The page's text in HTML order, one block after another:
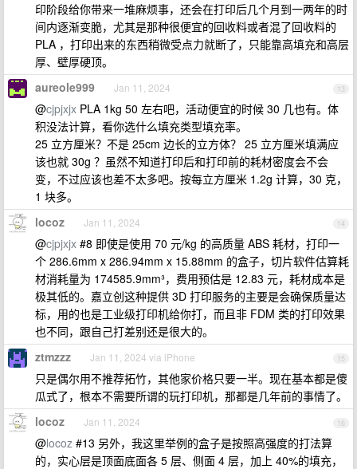
印阶段给你带来一堆麻烦事，还会在打印后几个月到一两年的时
间内逐渐变脆，尤其是那种很便宜的回收料或者混了回收料的
PLA ，打印出来的东西稍微受点力就断了，只能靠高填充和高层
厚、壁厚硬顶。
13
aureole999 Jan 11, 2024
@cjpjxjx PLA 1kg 50 左右吧，活动便宜的时候 30 几也有。体
积没法计算，看你选什么填充类型填充率。
25 立方厘米？不是 25cm 边长的立方体？ 25 立方厘米填满应
该也就 30g ？虽然不知道打印后和打印前的耗材密度会不会
变，不过应该也差不太多吧。按每立方厘米 1.2g 计算，30 克，
1 块多。
14
locoz Jan 11, 2024
@cjpjxjx #8 即使是使用 70 元/kg 的高质量 ABS 耗材，打印一
个 286.6mm x 286.94mm x 15.88mm 的盒子，切片软件估算耗
材消耗量为 174585.9mm³，费用预估是 12.83 元，耗材成本是
极其低的。嘉立创这种提供 3D 打印服务的主要是会确保质量达
标，用的也是工业级打印机给你打，而且非 FDM 类的打印效果
也不同，跟自己打差别还是很大的。
15
ztmzzz Jan 11, 2024 via iPhone
只是偶尔用不推荐拓竹，其他家价格只要一半。现在基本都是傻
瓜式了，根本不需要所谓的玩打印机，那都是几年前的事情了。
16
locoz Jan 11, 2024
@locoz #13 另外，我这里举例的盒子是按照高强度的打法算
的，实心层是顶面底面各 5 层、侧面 4 层，加上 40%的填充，